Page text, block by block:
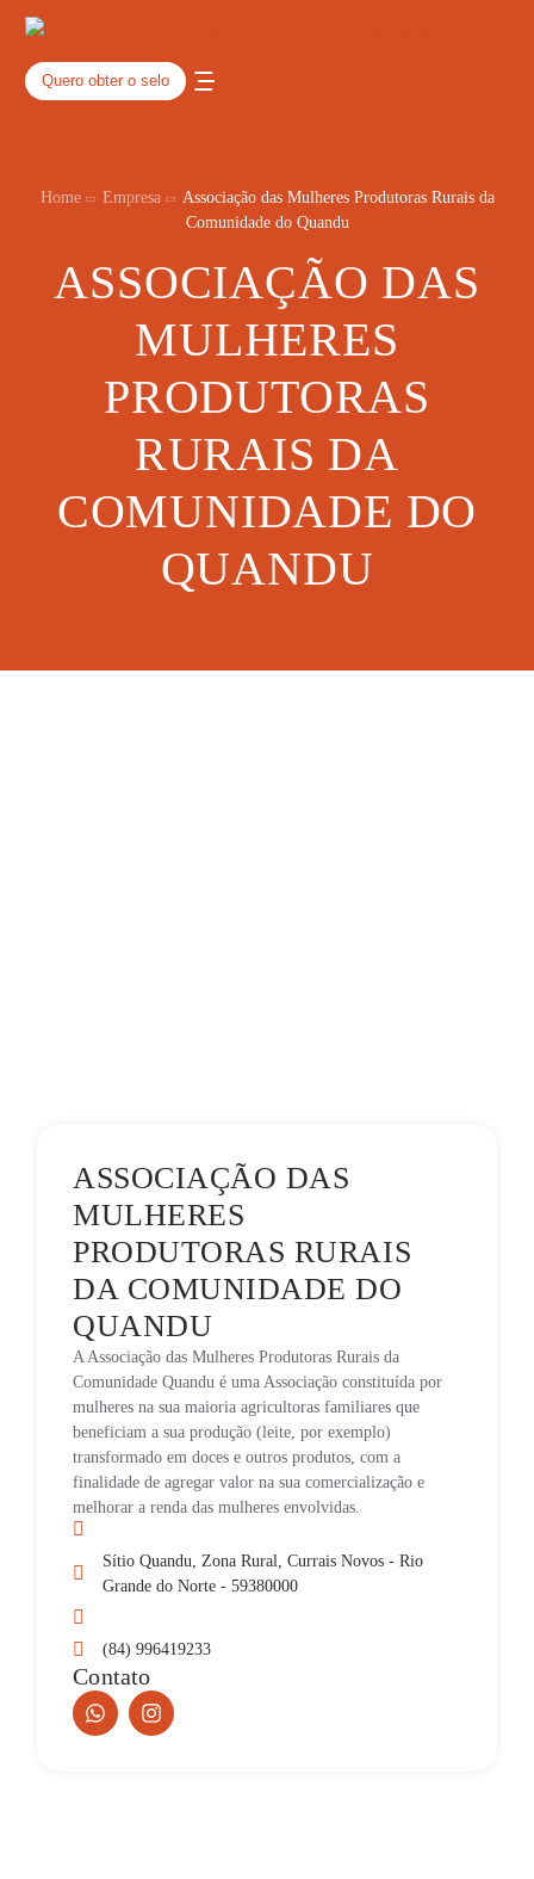
Quero obter o selo
Home Empresa
Associação das Mulheres Produtoras Rurais da
Comunidade do Quandu
ASSOCIAÇÃO DAS
MULHERES
PRODUTORAS
RURAIS DA
COMUNIDADE DO
QUANDU
ASSOCIAÇÃO DAS
MULHERES
PRODUTORAS RURAIS
DA COMUNIDADE DO
QUANDU
A Associação das Mulheres Produtoras Rurais da
Comunidade Quandu é uma Associação constituída por
mulheres na sua maioria agricultoras familiares que
beneficiam a sua produção (leite, por exemplo)
transformado em doces e outros produtos, com a
finalidade de agregar valor na sua comercialização e
melhorar a renda das mulheres envolvidas.
Sítio Quandu, Zona Rural, Currais Novos - Rio
Grande do Norte - 59380000
(84) 996419233
Contato